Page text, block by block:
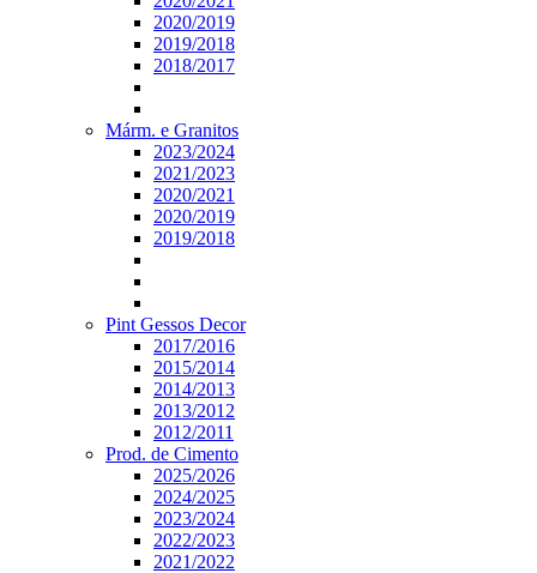
2020/2019
2019/2018
2018/2017
Márm. e Granitos
2023/2024
2021/2023
2020/2021
2020/2019
2019/2018
Pint Gessos Decor
2017/2016
2015/2014
2014/2013
2013/2012
2012/2011
Prod. de Cimento
2025/2026
2024/2025
2023/2024
2022/2023
2021/2022